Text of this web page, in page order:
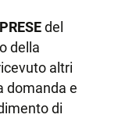
del
della
altri
domanda e
di